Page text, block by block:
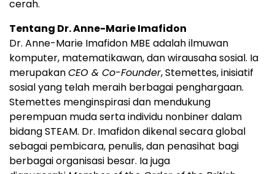
cerah.
Tentang Dr. Anne-Marie Imafidon
Dr. Anne-Marie Imafidon MBE adalah ilmuwan
komputer, matematikawan, dan wirausaha sosial. Ia
merupakanCEO & Co-Founder, Stemettes, inisiatif
sosial yang telah meraih berbagai penghargaan.
Stemettes menginspirasi dan mendukung
perempuan muda serta individu nonbiner dalam
bidang STEAM. Dr. Imafidon dikenal secara global
sebagai pembicara, penulis, dan penasihat bagi
berbagai organisasi besar. Ia juga